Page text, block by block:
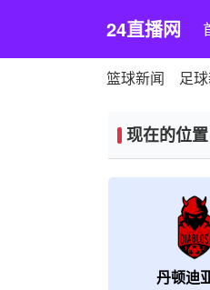
24直播网
篮球新闻 足
现在的位置